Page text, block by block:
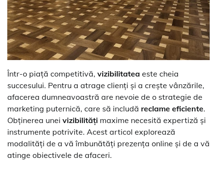
Într-o piață competitivă, vizibilitatea este cheia
succesului. Pentru a atrage clienți și a crește vânzările,
afacerea dumneavoastră are nevoie de o strategie de
marketing puternică, care să includă reclame eficiente.
Obținerea unei vizibilități maxime necesită expertiză și
instrumente potrivite. Acest articol explorează
modalități de a vă îmbunătăți prezența online și de a vă
atinge obiectivele de afaceri.